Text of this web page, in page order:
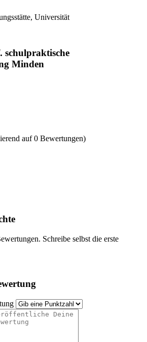
Universität
schulpraktische
Minden
auf 0 Bewertungen)
Schreibe selbst die erste